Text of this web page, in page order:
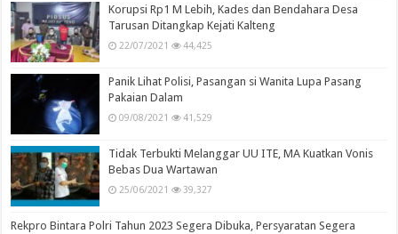
Korupsi Rp1 M Lebih, Kades dan Bendahara Desa
Tarusan Ditangkap Kejati Kalteng
22/07/2021 44,425
Panik Lihat Polisi, Pasangan si Wanita Lupa Pasang
Pakaian Dalam
09/08/2021 41,529
Tidak Terbukti Melanggar UU ITE, MA Kuatkan Vonis
Bebas Dua Wartawan
25/06/2021 39,327
Rekpro Bintara Polri Tahun 2023 Segera Dibuka, Persyaratan Segera